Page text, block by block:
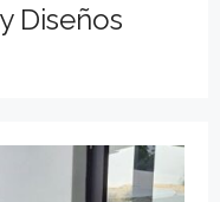
Diseños